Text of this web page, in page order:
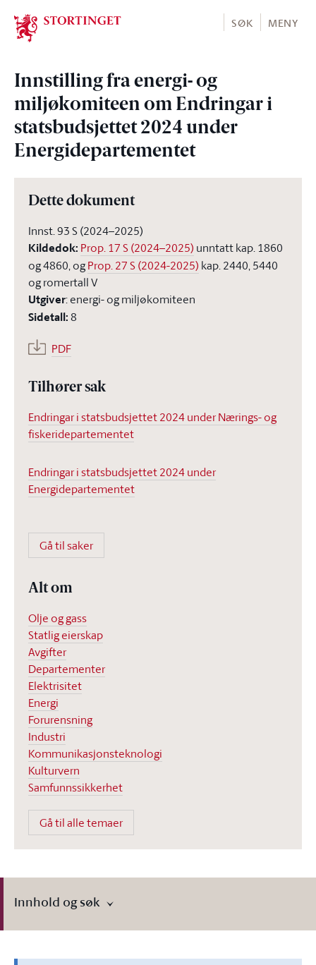
Stortinget.no
SØK MENY
Innstilling fra energi- og
miljøkomiteen om Endringar i
statsbudsjettet 2024 under
Energidepartementet
Dette dokument
Innst. 93 S (2024–2025)
Kildedok: Prop. 17 S (2024–2025) unntatt kap. 1860
og 4860, ogProp. 27 S (2024-2025) kap. 2440, 5440
og romertall V
Utgiver:energi- og miljøkomiteen
Sidetall:8
PDF
Tilhører sak
Endringar i statsbudsjettet 2024 under Nærings- og
fiskeridepartementet
Endringar i statsbudsjettet 2024 under
Energidepartementet
Gå til saker
Alt om
Olje og gass
Statlig eierskap
Avgifter
Departementer
Elektrisitet
Energi
Forurensning
Industri
Kommunikasjonsteknologi
Kulturvern
Samfunnssikkerhet
Gå til alle temaer
Innhold og søk